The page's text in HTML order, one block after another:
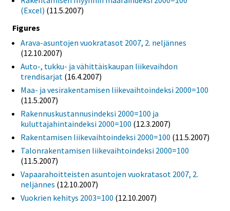
(Excel) (11.5.2007)
Figures
Arava-asuntojen vuokratasot 2007, 2. neljännes
(12.10.2007)
Auto-, tukku- ja vähittäiskaupan liikevaihdon
trendisarjat (16.4.2007)
Maa- ja vesirakentamisen liikevaihtoindeksi 2000=100
(11.5.2007)
Rakennuskustannusindeksi 2000=100 ja
kuluttajahintaindeksi 2000=100 (12.3.2007)
Rakentamisen liikevaihtoindeksi 2000=100 (11.5.2007)
Talonrakentamisen liikevaihtoindeksi 2000=100
(11.5.2007)
Vapaarahoitteisten asuntojen vuokratasot 2007, 2.
neljännes (12.10.2007)
Vuokrien kehitys 2003=100 (12.10.2007)